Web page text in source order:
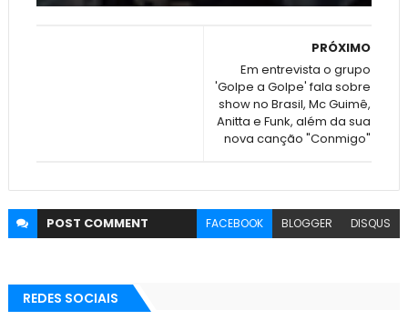
PRÓXIMO
Em entrevista o grupo
'Golpe a Golpe' fala sobre
show no Brasil, Mc Guimê,
Anitta e Funk, além da sua
nova canção "Conmigo"
POST COMMENT FACEBOOK BLOGGER DISQUS
REDES SOCIAIS